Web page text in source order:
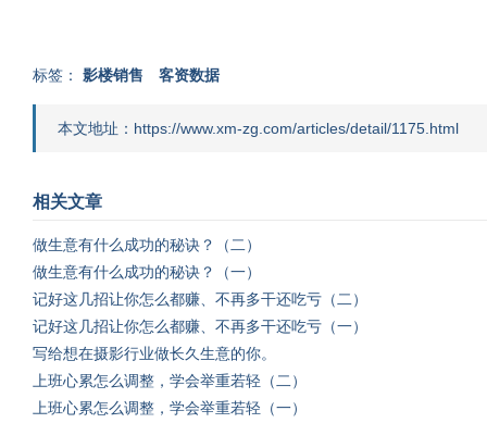
标签： 影楼销售 客资数据
本文地址：https://www.xm-zg.com/articles/detail/1175.html
相关文章
做生意有什么成功的秘诀？（二）
做生意有什么成功的秘诀？（一）
记好这几招让你怎么都赚、不再多干还吃亏（二）
记好这几招让你怎么都赚、不再多干还吃亏（一）
写给想在摄影行业做长久生意的你。
上班心累怎么调整，学会举重若轻（二）
上班心累怎么调整，学会举重若轻（一）